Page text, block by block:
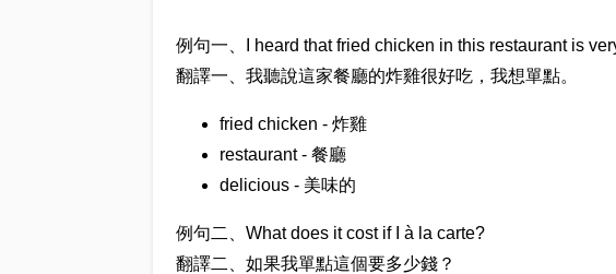
例句一、I heard that fried chicken in this restaurant is
翻譯一、我聽說這家餐廳的炸雞很好吃，我想單點。
fried chicken - 炸雞
restaurant - 餐廳
delicious - 美味的
例句二、What does it cost if I à la carte?
翻譯二、如果我單點這個要多少錢？